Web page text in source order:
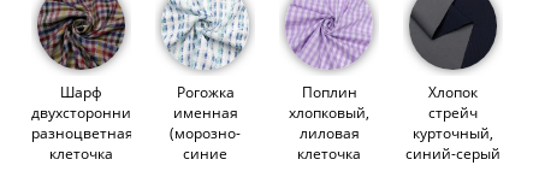
Шарф
двухсторонний,
разноцветная
клеточка
Рогожка
именная
(морозно-
синие
Поплин
хлопковый,
лиловая
клеточка
Хлопок
стрейч
курточный,
синий-серый